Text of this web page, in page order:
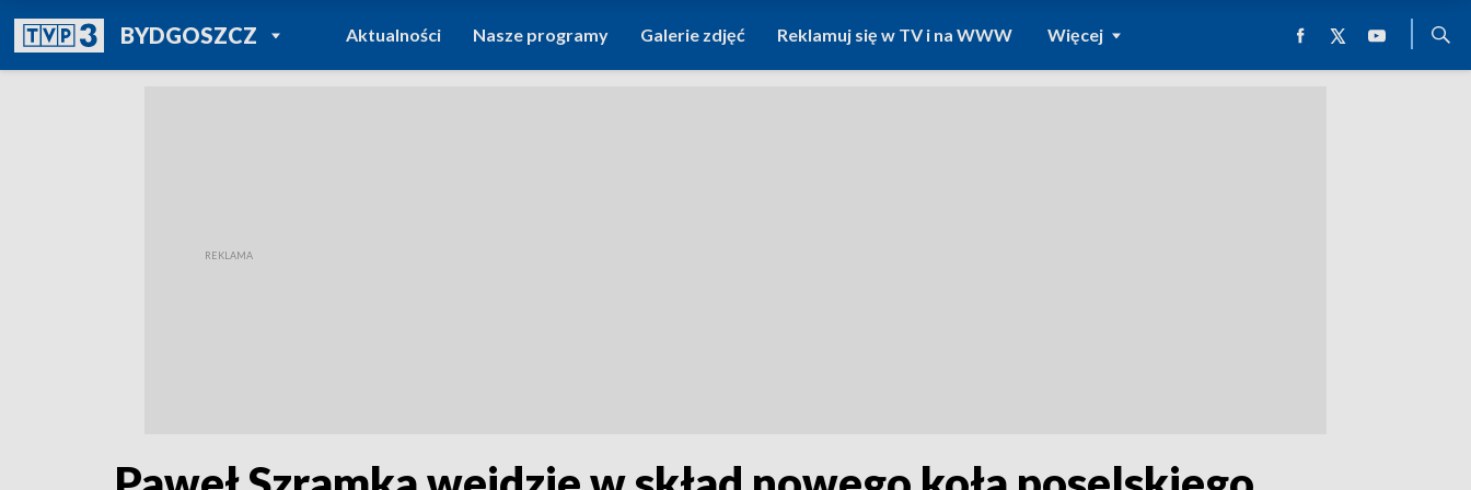
BYDGOSZCZPOWRÓT DO
TVP REGIONY
Aktualności Nasze programy Galerie zdjęć Reklamuj się w TV i na WWW Więcej